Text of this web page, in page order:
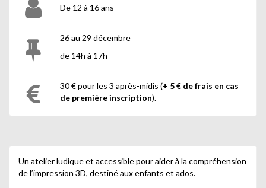
De 12 à 16 ans
26 au 29 décembre
de 14h à 17h
30 € pour les 3 après-midis (+ 5 € de frais en cas
de première inscription).
Un atelier ludique et accessible pour aider à la compréhension
de l’impression 3D, destiné aux enfants et ados.